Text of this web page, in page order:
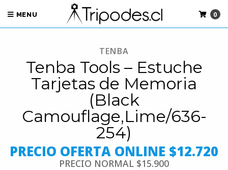
MENU 0
TENBA
Tenba Tools – Estuche
Tarjetas de Memoria
(Black
Camouflage,Lime/636-
254)
PRECIO OFERTA ONLINE $12.720
PRECIO NORMAL $15.900